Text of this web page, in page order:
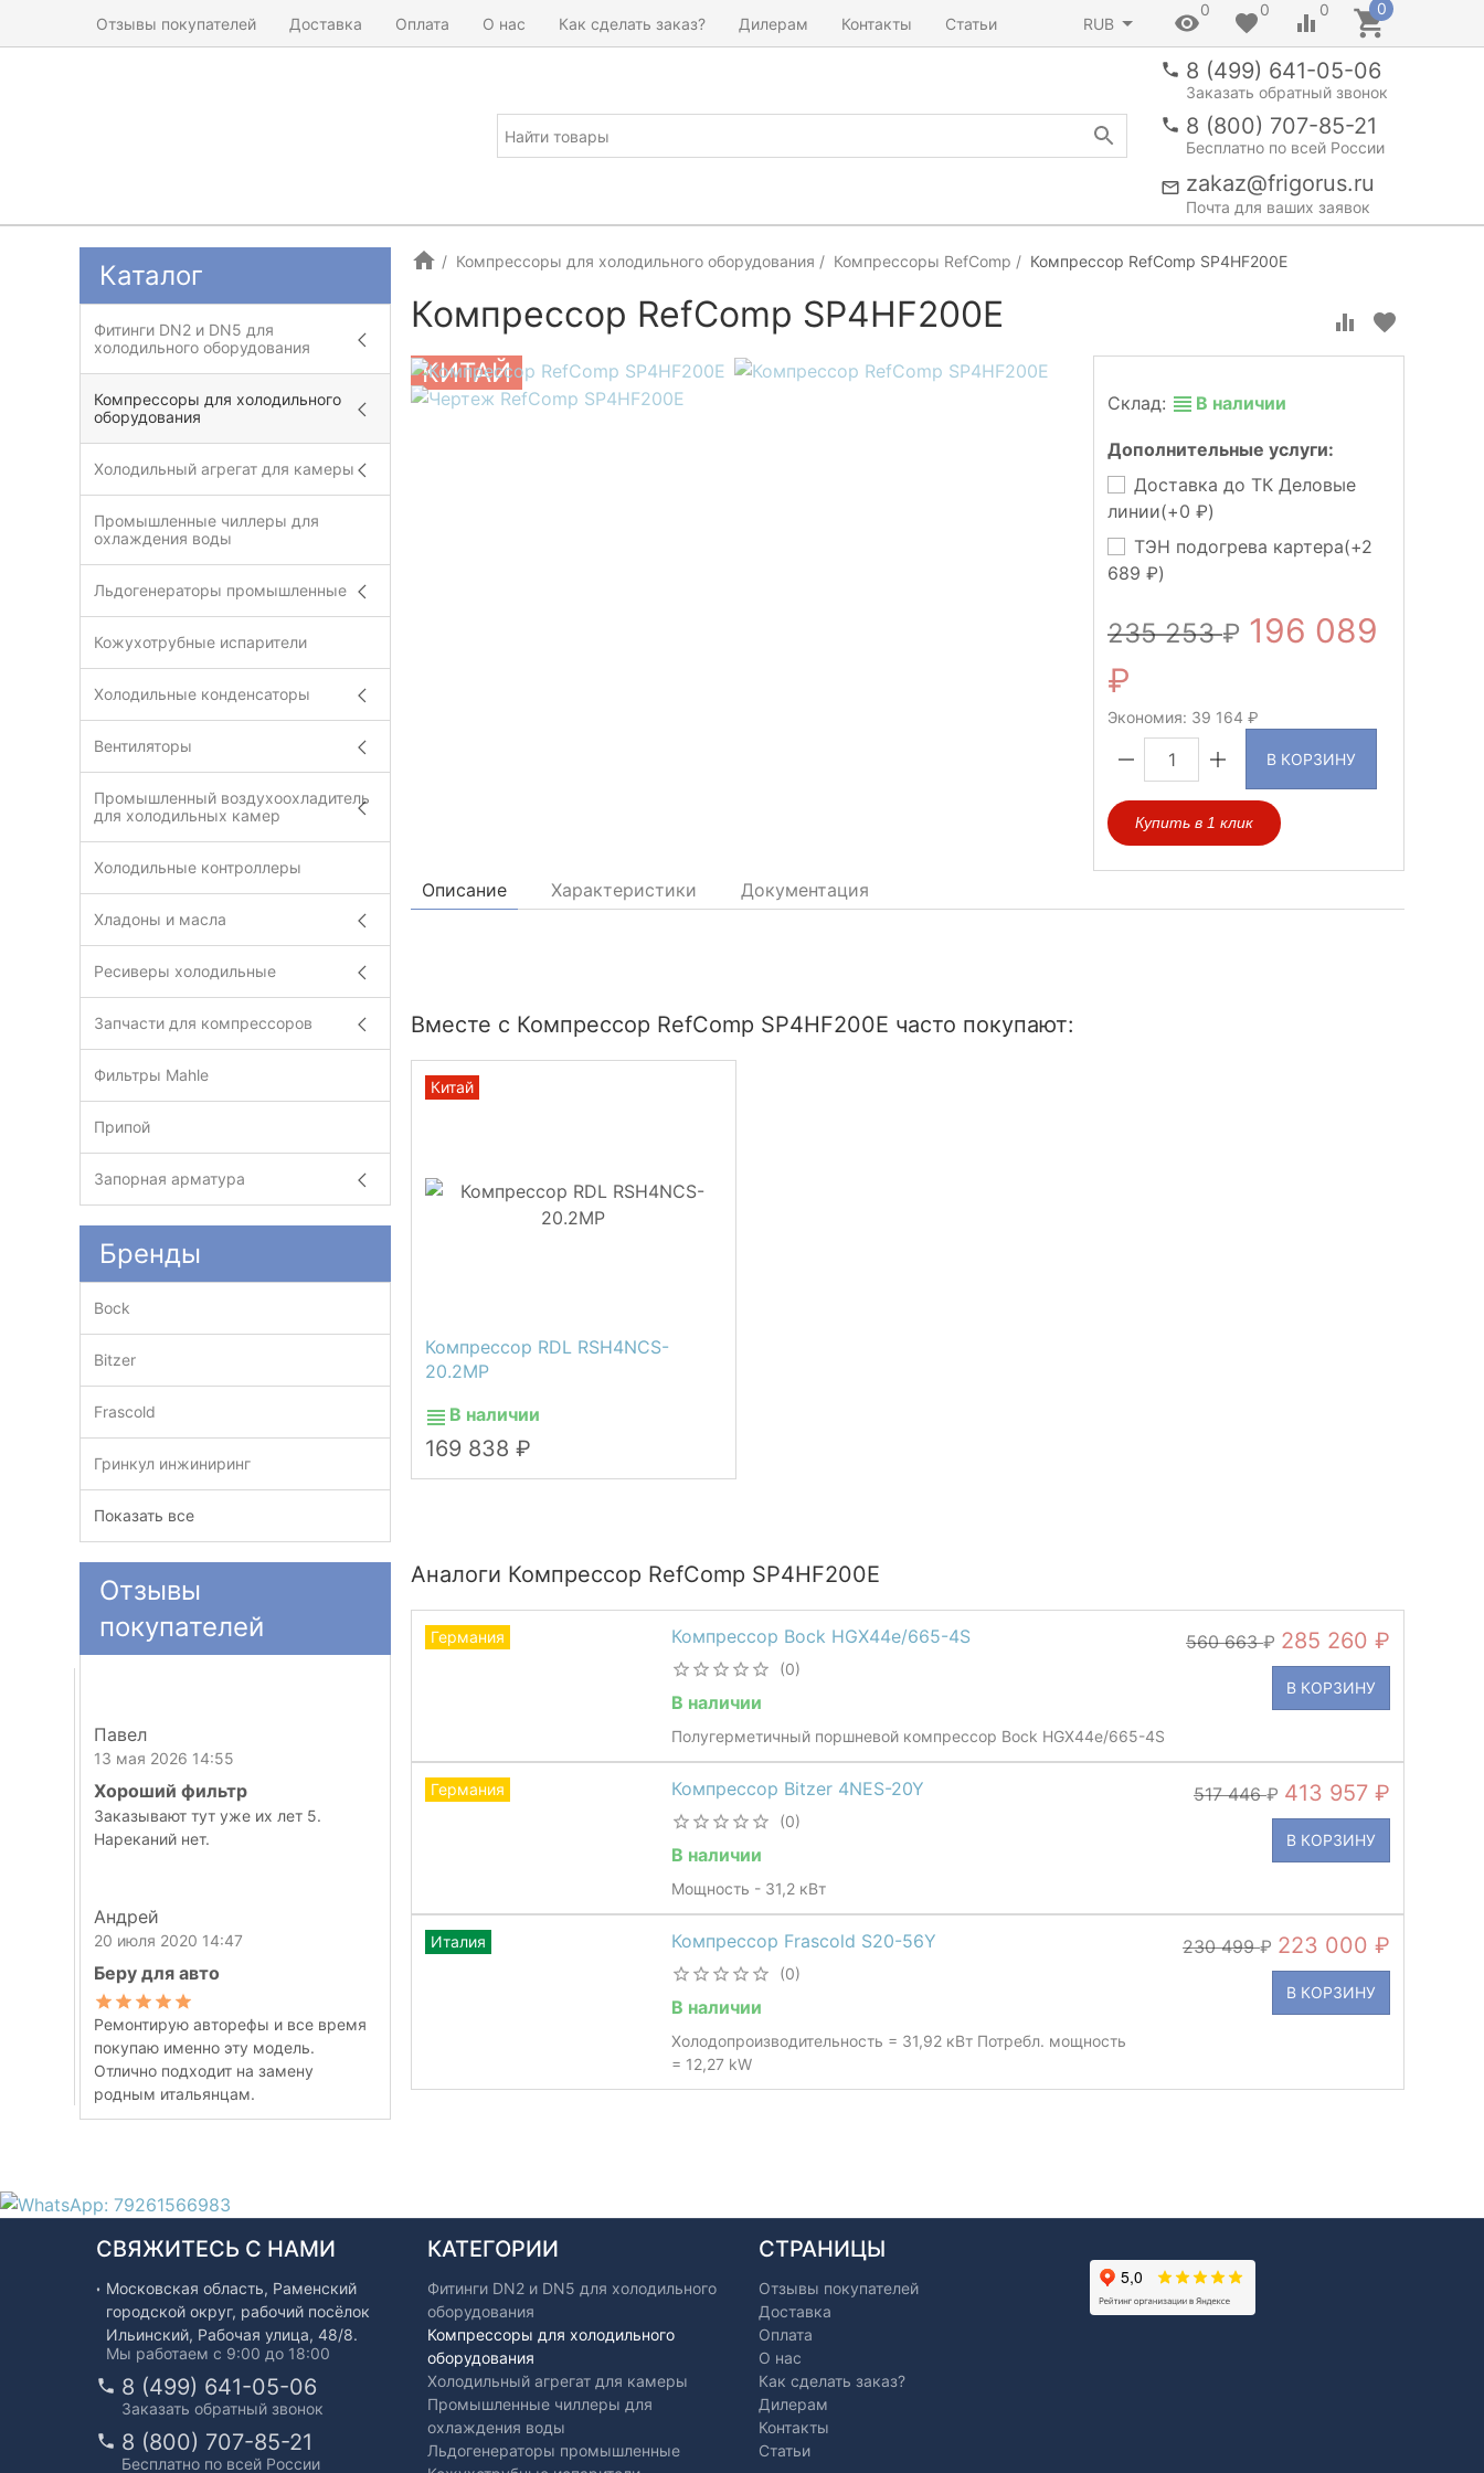
Отзывы покупателей Доставка Оплата О нас Как сделать заказ? Дилерам Контакты Статьи RUB
0 0 0 0
8 (499) 641-05-06
Заказать обратный звонок
8 (800) 707-85-21
Бесплатно по всей России
zakaz@frigorus.ru
Почта для ваших заявок
Компрессоры для холодильного оборудования Компрессоры RefComp Компрессор RefComp SP4HF200E
Компрессор RefComp SP4HF200E
КИТАЙ
Склад: В наличии
Дополнительные услуги:
Доставка до ТК Деловые
линии(+0
)
ТЭН подогрева картера(+2
689
)
235 253 196 089
Экономия: 39 164
В КОРЗИНУ
Купить в 1 клик
Описание Характеристики Документация
Вместе с Компрессор RefComp SP4HF200E часто покупают:
Компрессор RDL RSH4NCS-
20.2MP
В наличии
169 838
Китай
Аналоги Компрессор RefComp SP4HF200E
Компрессор Bock HGX44e/665-4S
(0)
В наличии
Полугерметичный поршневой компрессор Bock HGX44e/665-4S
560 663 285 260
В КОРЗИНУ
Германия
Компрессор Bitzer 4NES-20Y
(0)
В наличии
Мощность - 31,2 кВт
517 446 413 957
В КОРЗИНУ
Германия
Компрессор Frascold S20-56Y
(0)
В наличии
Холодопроизводительность = 31,92 кВт Потребл. мощность
= 12,27 kW
230 499 223 000
В КОРЗИНУ
Италия
Каталог
Фитинги DN2 и DN5 для
холодильного оборудования
Компрессоры для холодильного
оборудования
Холодильный агрегат для камеры
Промышленные чиллеры для
охлаждения воды
Льдогенераторы промышленные
Кожухотрубные испарители
Холодильные конденсаторы
Вентиляторы
Промышленный воздухоохладитель
для холодильных камер
Холодильные контроллеры
Хладоны и масла
Ресиверы холодильные
Запчасти для компрессоров
Фильтры Mahle
Припой
Запорная арматура
Бренды
Bock
Bitzer
Frascold
Гринкул инжиниринг
Показать все
Отзывы
покупателей
Павел
13 мая 2026 14:55
Хороший фильтр
Заказывают тут уже их лет 5.
Нареканий нет.
Андрей
20 июля 2020 14:47
Беру для авто
Ремонтирую авторефы и все время
покупаю именно эту модель.
Отлично подходит на замену
родным итальянцам.
СВЯЖИТЕСЬ С НАМИ
Московская область, Раменский
городской округ, рабочий посёлок
Ильинский, Рабочая улица, 48/8.
Мы работаем с 9:00 до 18:00
8 (499) 641-05-06
Заказать обратный звонок
8 (800) 707-85-21
Бесплатно по всей России
КАТЕГОРИИ
Фитинги DN2 и DN5 для холодильного
оборудования
Компрессоры для холодильного
оборудования
Холодильный агрегат для камеры
Промышленные чиллеры для
охлаждения воды
Льдогенераторы промышленные
СТРАНИЦЫ
Отзывы покупателей
Доставка
Оплата
О нас
Как сделать заказ?
Дилерам
Контакты
Статьи